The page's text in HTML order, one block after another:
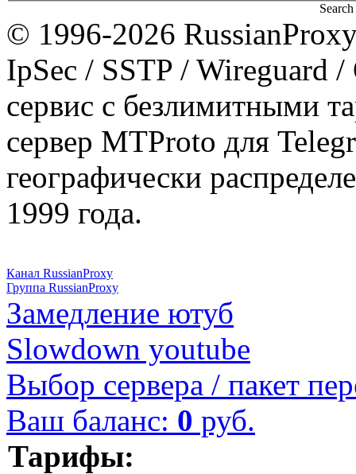
© 1996-2026
IpSec / SSTP / Wireguard
сервис с безлимитными
сервер MTProto для
географически
1999 года.
Канал RussianProxy
Группа RussianProxy
Замедление ютуб
Slowdown youtube
Выбор сервера / пакет
Ваш баланс: 0 руб.
Тарифы: